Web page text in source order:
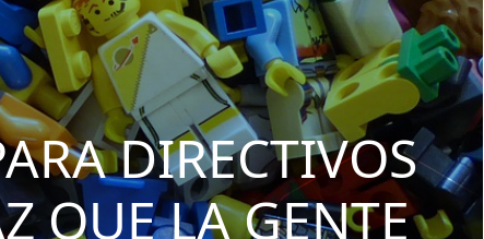
DIRECTIVOS
QUE LA GENTE